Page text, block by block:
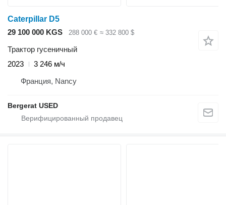
Caterpillar D5
29 100 000 KGS
288 000 € ≈ 332 800 $
Трактор гусеничный
2023
3 246 м/ч
Франция, Nancy
Bergerat USED